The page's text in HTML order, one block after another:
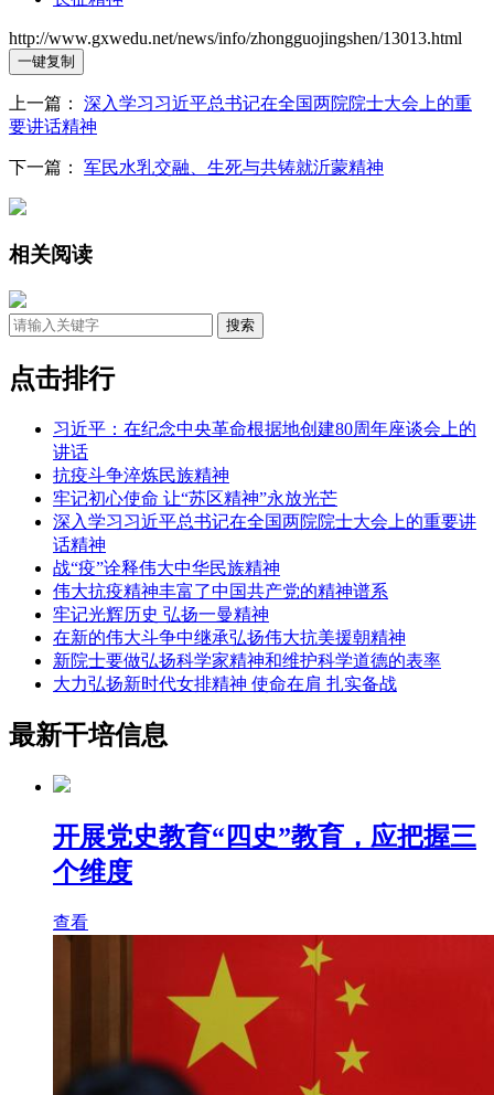
http://www.gxwedu.net/news/info/zhongguojingshen/13013.html
一键复制
上一篇： 深入学习习近平总书记在全国两院院士大会上的重
要讲话精神
下一篇： 军民水乳交融、生死与共铸就沂蒙精神
相关阅读
点击排行
习近平：在纪念中央革命根据地创建80周年座谈会上的
讲话
抗疫斗争淬炼民族精神
牢记初心使命 让“苏区精神”永放光芒
深入学习习近平总书记在全国两院院士大会上的重要讲
话精神
战“疫”诠释伟大中华民族精神
伟大抗疫精神丰富了中国共产党的精神谱系
牢记光辉历史 弘扬一曼精神
在新的伟大斗争中继承弘扬伟大抗美援朝精神
新院士要做弘扬科学家精神和维护科学道德的表率
大力弘扬新时代女排精神 使命在肩 扎实备战
最新干培信息
开展党史教育“四史”教育，应把握三
个维度
查看